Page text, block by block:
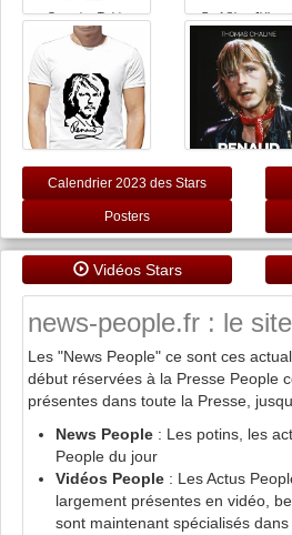
Generico T-shirt
Written And Directed
by Quentin Tarantino
original ? 100 % coton
pour homme et femme
- Noir - XL
Prof·Slow JUL
Michel Polnareff
T Shirt Crew Neck
Unisex Short Sleeve
Shirt M
Générique t-Shirt djmh
Cadeaux fête
Chanteur Renaud
tatatin N018 (S)
Calendrier 2023 des Stars
Posters
Vidéos Stars
news-people.fr : le
Les "News People" ce sont ces
début réservées à la Presse People
présentes dans toute la Presse,
News People : Les potins, les
People du jour
Vidéos People : Les Actus
largement présentes en vidéo,
sont maintenant spécialisés dans